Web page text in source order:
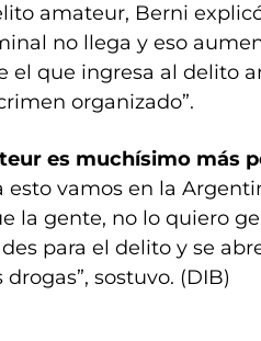
amateur, Berni
no llega y eso
el que ingresa al delito
organizado”.
es muchísimo más
esto vamos en la
la gente, no lo quiero
para el delito y se
sostuvo. (DIB)